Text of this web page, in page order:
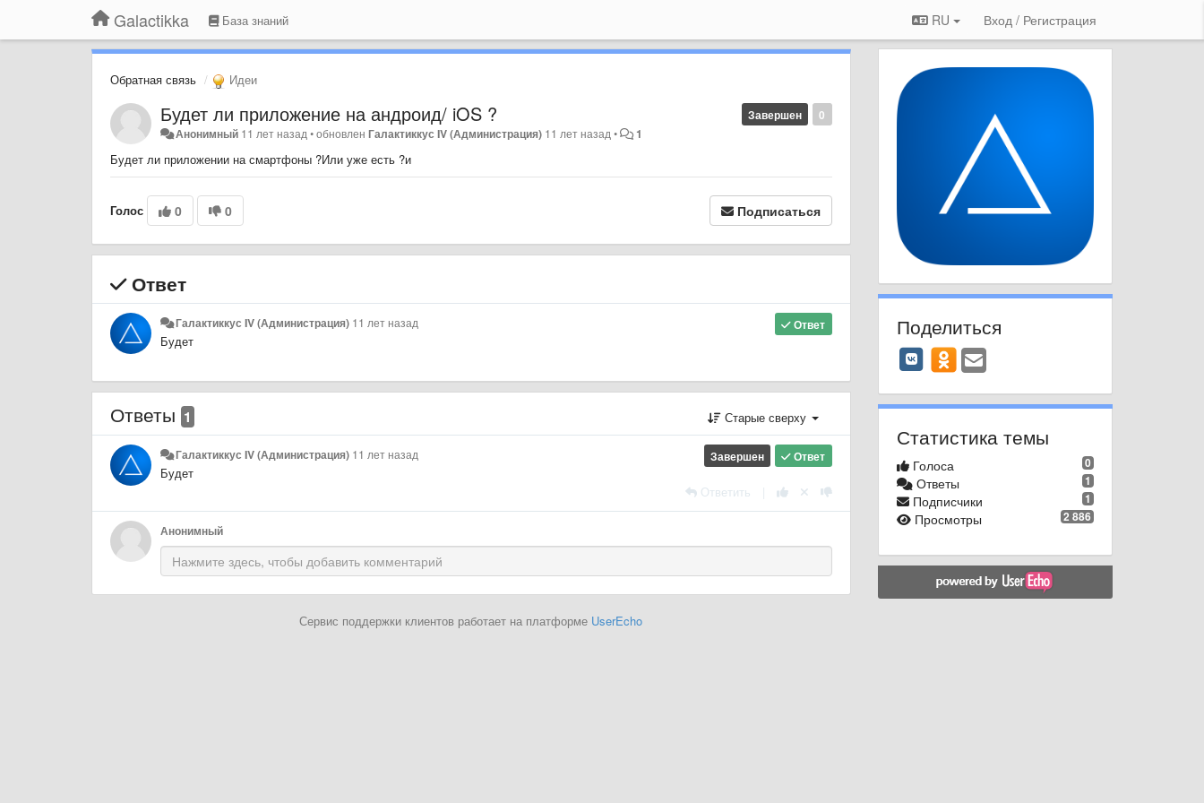
Galactikka База знаний RU Вход / Регистрация
Обратная связь Идеи
0
Завершен
Будет ли приложение на андроид/ iOS ?
Анонимный 11 лет назад •обновленГалактиккус IV (Администрация) 11 лет назад • 1
Будет ли приложении на смартфоны ?Или уже есть ?и
Голос 0 0 Подписаться
Ответ
Ответ
Галактиккус IV (Администрация) 11 лет назад
Будет
Ответы 1 Старые сверху
Ответ
Завершен
Галактиккус IV (Администрация) 11 лет назад
Будет
Ответить
Анонимный
Сервис поддержки клиентов работает на платформе UserEcho
Поделиться
Статистика темы
0
Голоса
1
Ответы
1
Подписчики
2 886
Просмотры